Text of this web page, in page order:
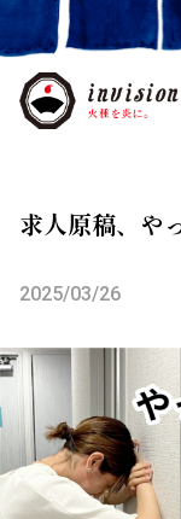
求人原稿、や
2025/03/26